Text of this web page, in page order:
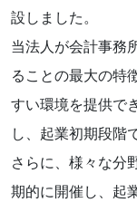
設しました。
当法人が会計事務
ることの最大の特
すい環境を提供で
し、起業初期段階
さらに、様々な分
期的に開催し、起